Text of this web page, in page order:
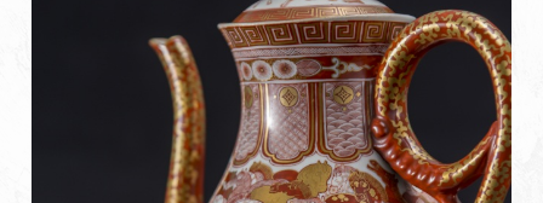
食べる
イベント
アクセス